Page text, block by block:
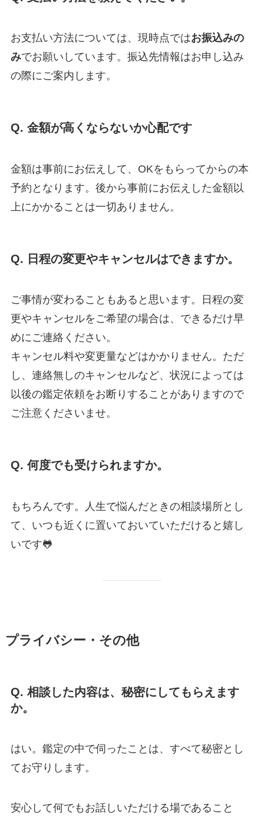
お支払い方法については、現時点ではお振込みの
みでお願いしています。振込先情報はお申し込み
の際にご案内します。
Q. 金額が高くならないか心配です
金額は事前にお伝えして、OKをもらってからの本
予約となります。後から事前にお伝えした金額以
上にかかることは一切ありません。
Q. 日程の変更やキャンセルはできますか。
ご事情が変わることもあると思います。日程の変
更やキャンセルをご希望の場合は、できるだけ早
めにご連絡ください。
キャンセル料や変更量などはかかりません。ただ
し、連絡無しのキャンセルなど、状況によっては
以後の鑑定依頼をお断りすることがありますので
ご注意くださいませ。
Q. 何度でも受けられますか。
もちろんです。人生で悩んだときの相談場所とし
て、いつも近くに置いておいていただけると嬉し
いです🐸
プライバシー・その他
Q. 相談した内容は、秘密にしてもらえます
か。
はい。鑑定の中で伺ったことは、すべて秘密とし
てお守りします。
安心して何でもお話しいただける場であること